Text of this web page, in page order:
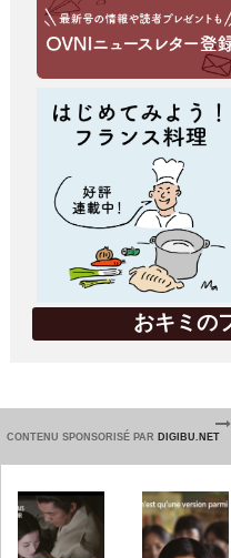
おキミの
CONTENU SPONSORISÉ PAR DIGIBU.NET